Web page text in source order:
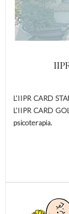
L’IIPR CARD
L’IIPR CARD
psicoterapia.